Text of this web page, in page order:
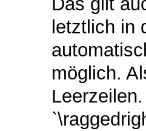
letztlich in
möglich.